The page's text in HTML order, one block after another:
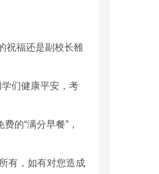
祝福还是副校长雒
们健康平安，考
的“满分早餐”，
有，如有对您造成